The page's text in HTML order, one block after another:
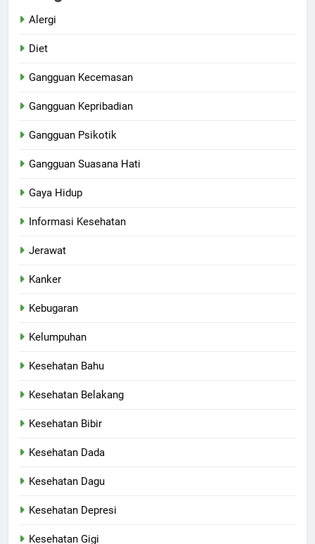
Alergi
Diet
Gangguan Kecemasan
Gangguan Kepribadian
Gangguan Psikotik
Gangguan Suasana Hati
Gaya Hidup
Informasi Kesehatan
Jerawat
Kanker
Kebugaran
Kelumpuhan
Kesehatan Bahu
Kesehatan Belakang
Kesehatan Bibir
Kesehatan Dada
Kesehatan Dagu
Kesehatan Depresi
Kesehatan Gigi